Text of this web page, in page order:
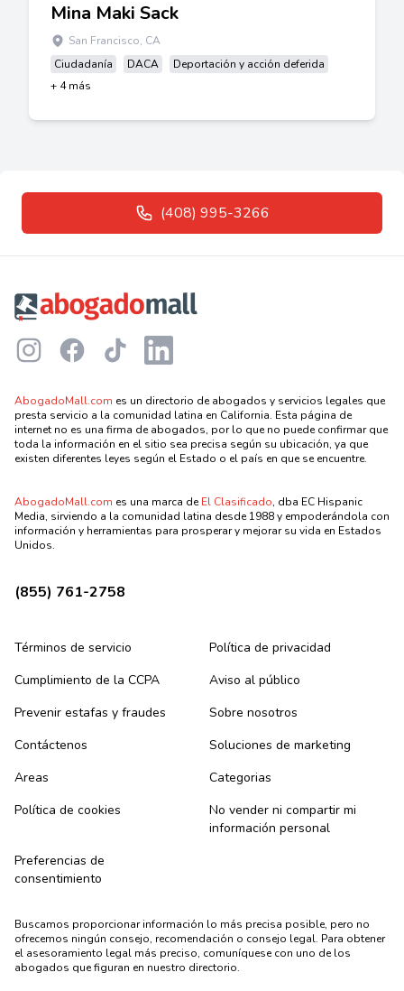
Mina Maki Sack
San Francisco, CA
Ciudadanía
DACA
Deportación y acción deferida
+ 4 más
(408) 995-3266
InstagramFacebookTikTok LinkedIn
AbogadoMall.com es un directorio de abogados y servicios legales que
presta servicio a la comunidad latina en California. Esta página de
internet no es una firma de abogados, por lo que no puede confirmar que
toda la información en el sitio sea precisa según su ubicación, ya que
existen diferentes leyes según el Estado o el país en que se encuentre.
AbogadoMall.com es una marca deEl Clasificado, dba EC Hispanic
Media, sirviendo a la comunidad latina desde 1988 y empoderándola con
información y herramientas para prosperar y mejorar su vida en Estados
Unidos.
(855) 761-2758
Términos de servicio
Política de privacidad
Cumplimiento de la CCPA
Aviso al público
Prevenir estafas y fraudes
Sobre nosotros
Contáctenos
Soluciones de marketing
Areas
Categorias
Política de cookies
No vender ni compartir mi
información personal
Preferencias de
consentimiento
Buscamos proporcionar información lo más precisa posible, pero no
ofrecemos ningún consejo, recomendación o consejo legal. Para obtener
el asesoramiento legal más preciso, comuníquese con uno de los
abogados que figuran en nuestro directorio.